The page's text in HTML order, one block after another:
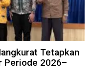
Tetapkan
Periode 2026–